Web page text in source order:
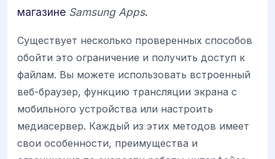
магазине Samsung Apps.
Существует несколько проверенных способов
обойти это ограничение и получить доступ к
файлам. Вы можете использовать встроенный
веб-браузер, функцию трансляции экрана с
мобильного устройства или настроить
медиасервер. Каждый из этих методов имеет
свои особенности, преимущества и